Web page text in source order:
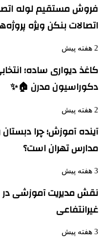
فروش مستقیم لوله
اتصالات بنکن ویژه
2 هفته پیش
کاغذ دیواری ساده؛
دکوراسیون مدرن 🏠✨
2 هفته پیش
آینده آموزش؛ چرا
مدارس تهران است؟
3 هفته پیش
نقش مدیریت آموزشی در
غیرانتفاعی
3 هفته پیش